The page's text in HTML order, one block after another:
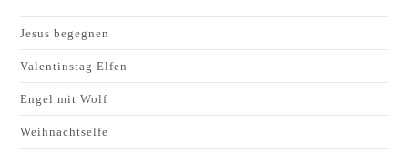
Jesus begegnen
Valentinstag Elfen
Engel mit Wolf
Weihnachtselfe